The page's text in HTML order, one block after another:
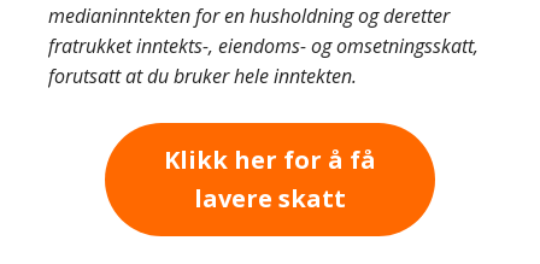
medianinntekten for en husholdning og deretter
fratrukket inntekts-, eiendoms- og omsetningsskatt,
forutsatt at du bruker hele inntekten.
Klikk her for å få
lavere skatt